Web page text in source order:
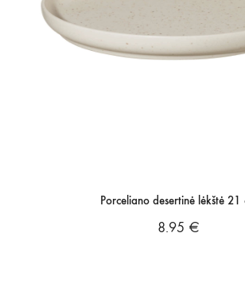
Porceliano desertinė lėkštė 21
8.95 €